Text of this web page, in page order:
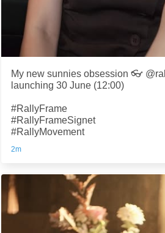
My new sunnies obsession 👓
launching 30 June (12:00)
#RallyFrame
#RallyFrameSignet
#RallyMovement
2m